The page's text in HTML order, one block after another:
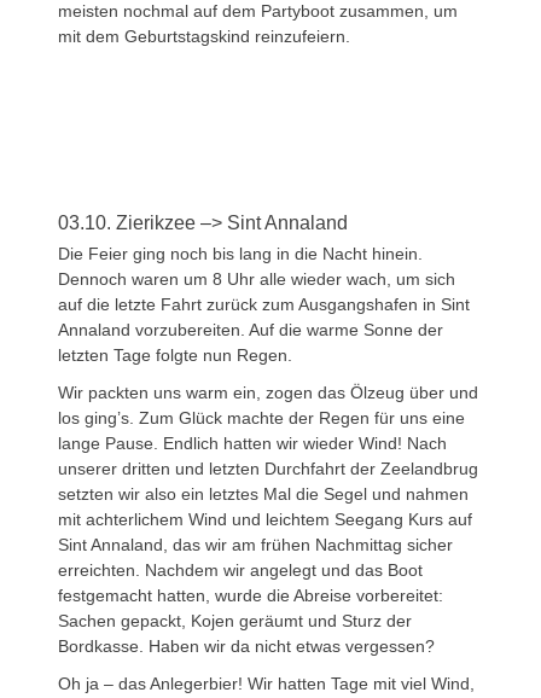
meisten nochmal auf dem Partyboot zusammen, um
mit dem Geburtstagskind reinzufeiern.
03.10. Zierikzee –> Sint Annaland
Die Feier ging noch bis lang in die Nacht hinein.
Dennoch waren um 8 Uhr alle wieder wach, um sich
auf die letzte Fahrt zurück zum Ausgangshafen in Sint
Annaland vorzubereiten. Auf die warme Sonne der
letzten Tage folgte nun Regen.
Wir packten uns warm ein, zogen das Ölzeug über und
los ging’s. Zum Glück machte der Regen für uns eine
lange Pause. Endlich hatten wir wieder Wind! Nach
unserer dritten und letzten Durchfahrt der Zeelandbrug
setzten wir also ein letztes Mal die Segel und nahmen
mit achterlichem Wind und leichtem Seegang Kurs auf
Sint Annaland, das wir am frühen Nachmittag sicher
erreichten. Nachdem wir angelegt und das Boot
festgemacht hatten, wurde die Abreise vorbereitet:
Sachen gepackt, Kojen geräumt und Sturz der
Bordkasse. Haben wir da nicht etwas vergessen?
Oh ja – das Anlegerbier! Wir hatten Tage mit viel Wind,